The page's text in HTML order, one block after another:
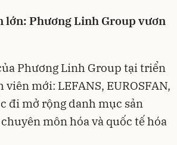
lớn: Phương Linh Group vươn
Phương Linh Group tại triển
mới: LEFANS, EUROSFAN,
đi mở rộng danh mục sản
môn hóa và quốc tế hóa